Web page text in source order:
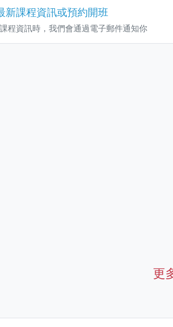
新課程資訊或預約開班
程資訊時，我們會通過電子郵件通知你
更